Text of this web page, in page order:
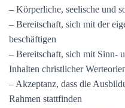
– Körperliche, seelische und
– Bereitschaft, sich mit der
beschäftigen
– Bereitschaft, sich mit Sinn-
Inhalten christlicher
– Akzeptanz, dass die
Rahmen stattfinden